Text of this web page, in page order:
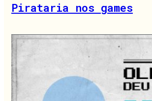
Pirataria nos games